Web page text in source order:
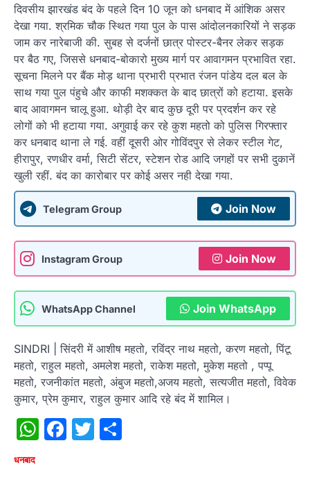
दिवसीय झारखंड बंद के पहले दिन 10 जून को धनबाद में आंशिक असर
देखा गया. श्रमिक चौक स्थित गया पुल के पास आंदोलनकारियों ने सड़क
जाम कर नारेबाजी की. सुबह से दर्जनों छात्र पोस्टर-बैनर लेकर सड़क
पर बैठ गए, जिससे धनबाद-बोकारो मुख्य मार्ग पर आवागमन प्रभावित रहा.
सूचना मिलने पर बैंक मोड़ थाना प्रभारी प्रभात रंजन पांडेय दल बल के
साथ गया पुल पंहुचे और काफी मशक्कत के बाद छात्रों को हटाया. इसके
बाद आवागमन चालू हुआ. थोड़ी देर बाद कुछ दूरी पर प्रदर्शन कर रहे
लोगों को भी हटाया गया. अगुवाई कर रहे कुश महतो को पुलिस गिरफ्तार
कर धनबाद थाना ले गई. वहीं दूसरी ओर गोविंदपुर से लेकर स्टील गेट,
हीरापुर, रणधीर वर्मा, सिटी सेंटर, स्टेशन रोड आदि जगहों पर सभी दुकानें
खुली रहीं. बंद का कारोबार पर कोई असर नही देखा गया.
Telegram Group Join Now
Instagram Group Join Now
WhatsApp Channel Join WhatsApp
SINDRI | सिंदरी में आशीष महतो, रविंद्र नाथ महतो, करण महतो, पिंटू
महतो, राहुल महतो, अमलेश महतो, राकेश महतो, मुकेश महतो , पप्पू
महतो, रजनीकांत महतो, अंबुज महतो,अजय महतो, सत्यजीत महतो, विवेक
कुमार, प्रेम कुमार, राहुल कुमार आदि रहे बंद में शामिल।
WhatsApp
Facebook
Twitter
धनबाद